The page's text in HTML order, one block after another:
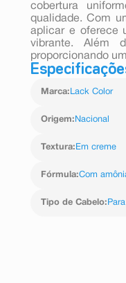
cobertura
qualidade. Com
aplicar e oferece
vibrante. Além
proporcionando
Marca: Lack Color
Origem: Nacional
Textura: Em creme
Fórmula:Com
Tipo de Cabelo: